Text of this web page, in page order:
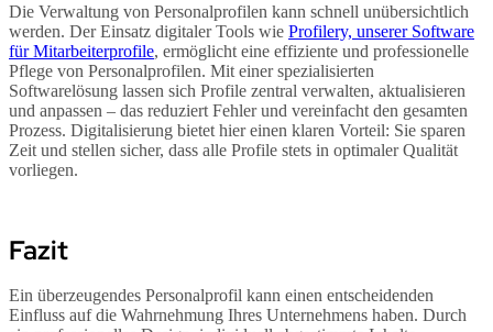
Die Verwaltung von Personalprofilen kann schnell unübersichtlich
werden. Der Einsatz digitaler Tools wie Profilery, unserer Software
für Mitarbeiterprofile, ermöglicht eine effiziente und professionelle
Pflege von Personalprofilen. Mit einer spezialisierten
Softwarelösung lassen sich Profile zentral verwalten, aktualisieren
und anpassen – das reduziert Fehler und vereinfacht den gesamten
Prozess. Digitalisierung bietet hier einen klaren Vorteil: Sie sparen
Zeit und stellen sicher, dass alle Profile stets in optimaler Qualität
vorliegen.
Fazit
Ein überzeugendes Personalprofil kann einen entscheidenden
Einfluss auf die Wahrnehmung Ihres Unternehmens haben. Durch